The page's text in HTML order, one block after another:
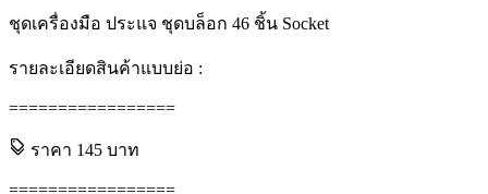
ชุดเครื่องมือ ประแจ ชุดบล็อก 46 ชิ้น Socket
รายละเอียดสินค้าแบบย่อ :
=================
ราคา 145 บาท